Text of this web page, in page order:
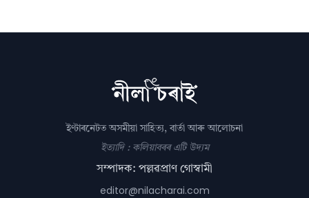
ইণ্টাৰনেটত অসমীয়া সাহিত্য, বাৰ্তা আৰু আলোচনা
ইত্যাদি : কলিয়াবৰৰ এটি উদ্যম
সম্পাদক: পল্লৱপ্ৰাণ গোস্বামী
editor@nilacharai.com